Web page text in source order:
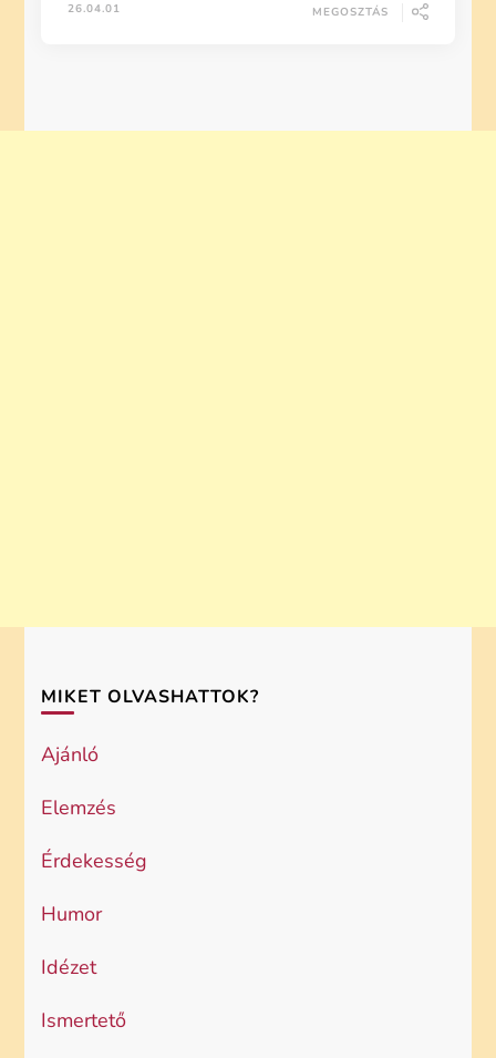
26.04.01 MEGOSZTÁS
MIKET OLVASHATTOK?
Ajánló
Elemzés
Érdekesség
Humor
Idézet
Ismertető